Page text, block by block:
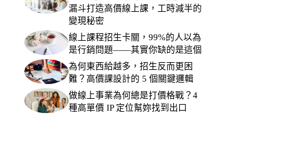
漏斗打造高價線上課，工時減半的
變現秘密
線上課程招生卡關，99%的人以為
是行銷問題——其實你缺的是這個
為何東西給越多，招生反而更困
難？高價課設計的 5 個關鍵邏輯
做線上事業為何總是打價格戰？4
種高單價 IP 定位幫妳找到出口